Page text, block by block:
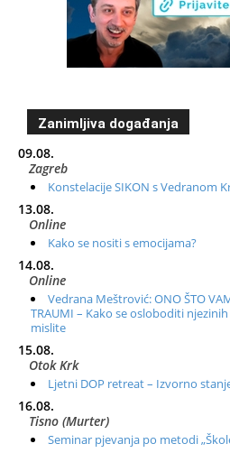
Zanimljiva događanja
09.08.
Zagreb
Konstelacije SIKON s Vedranom
13.08.
Online
Kako se nositi s emocijama?
14.08.
Online
Vedrana Meštrović: ONO ŠTO
TRAUMI – Kako se osloboditi
mislite
15.08.
Otok Krk
Ljetni DOP retreat – Izvorno
16.08.
Tisno (Murter)
Seminar pjevanja po metodi